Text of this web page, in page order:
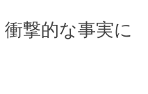
撃的な事実に